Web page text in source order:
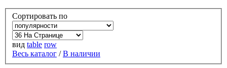
Сортировать по
вид table row
Весь каталог /В наличии